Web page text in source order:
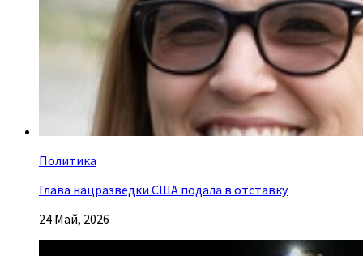
Политика
Глава нацразведки США подала в отставку
24 Май, 2026